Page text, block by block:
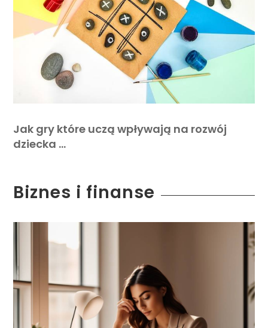
Jak gry które uczą wpływają na rozwój
dziecka …
Biznes i finanse